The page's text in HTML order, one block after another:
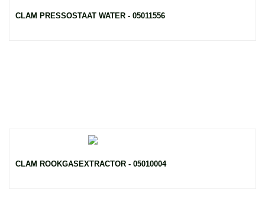
CLAM PRESSOSTAAT WATER - 05011556
CLAM ROOKGASEXTRACTOR - 05010004